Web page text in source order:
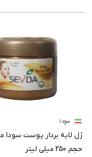
سودا
حجم 250 میلی لیتر